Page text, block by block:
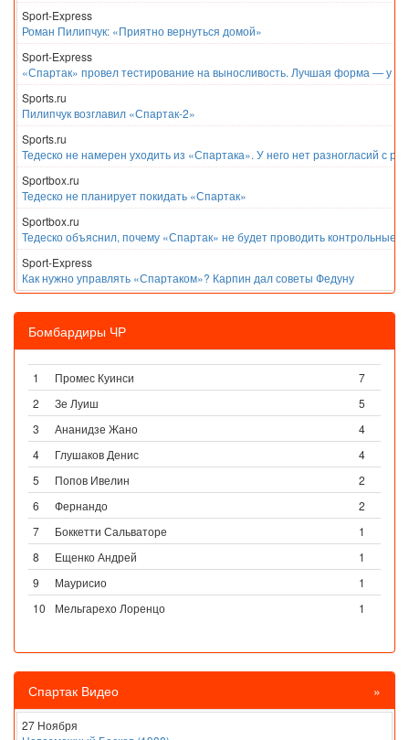
Sport-Express
Роман Пилипчук: «Приятно вернуться домой»
Sport-Express
«Спартак» провел тестирование на выносливость. Лучшая форма — у
Sports.ru
Пилипчук возглавил «Спартак-2»
Sports.ru
Тедеско не намерен уходить из «Спартака». У него нет разногласий с
Sportbox.ru
Тедеско не планирует покидать «Спартак»
Sportbox.ru
Тедеско объяснил, почему «Спартак» не будет проводить контрольные
Sport-Express
Как нужно управлять «Спартаком»? Карпин дал советы Федуну
Бомбардиры ЧР
1 Промес Куинси
7
2
Зе Луиш
5
3
Ананидзе Жано
4
4
Глушаков Денис
4
5
Попов Ивелин
2
6
Фернандо
2
7
Боккетти Сальваторе
1
8
Ещенко Андрей
1
9
Маурисио
1
10
Мельгарехо Лоренцо 1
Спартак Видео »
27 Ноября